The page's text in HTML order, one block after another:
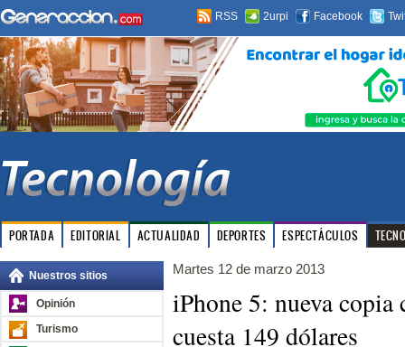
RSS 2urpi Facebook
PORTADA EDITORIAL ACTUALIDAD DEPORTES ESPECTÁCULOS
Nuestros sitios
Opinión
Turismo
Martes 12 de marzo 2013
iPhone 5: nueva
cuesta 149 dólares